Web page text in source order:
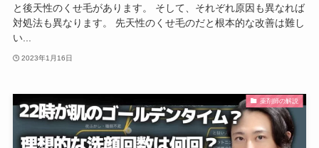
と後天性のくせ毛があります。 そして、それぞれ原因も異なれば
対処法も異なります。 先天性のくせ毛のだと根本的な改善は難し
い...
2023年1月16日
薬剤師の解説